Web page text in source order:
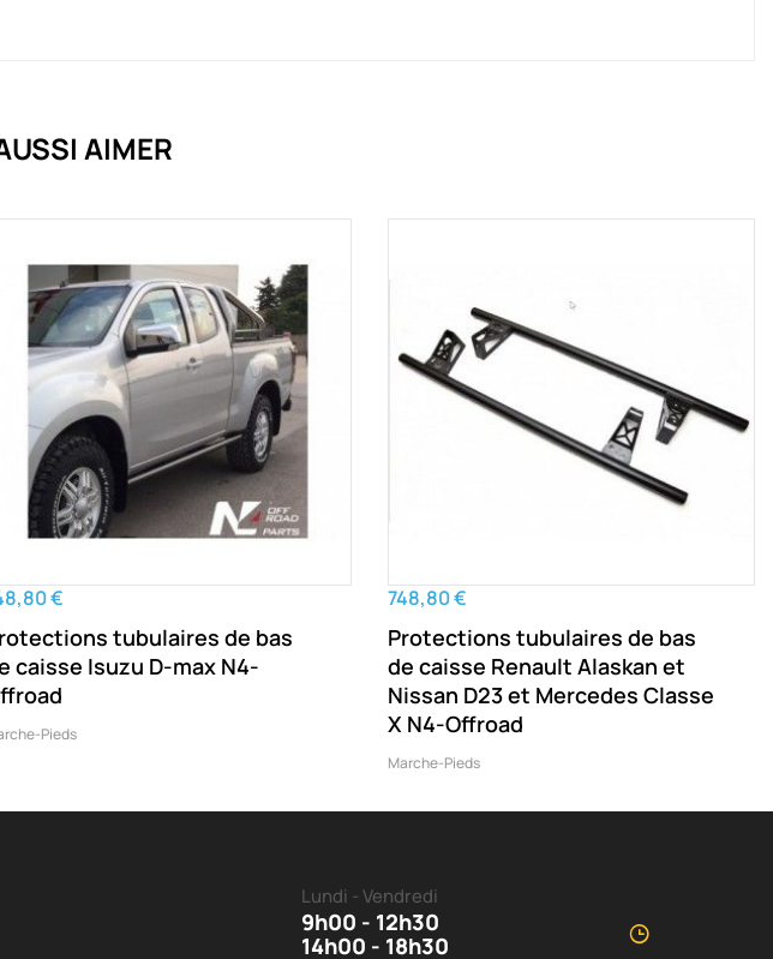
AIMER
€
tubulaires de bas
caisse Isuzu D-max N4-
Pieds
748,80 €
Protections tubulaires de bas
de caisse Renault Alaskan et
Nissan D23 et Mercedes Classe
X N4-Offroad
Marche-Pieds
Lundi - Vendredi
9h00 - 12h30
14h00 - 18h30